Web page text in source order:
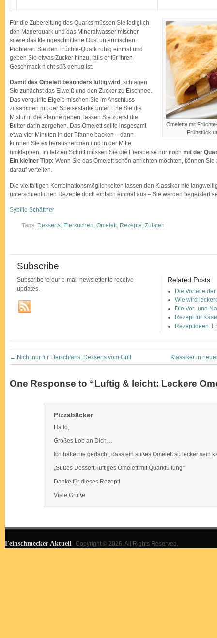
Omelette mit
Frühstück
Für die Zubereitung des Quarks müssen Sie lediglich
den Magerquark und das Mineralwasser mischen
sowie das kleingeschnittene Obst untermischen.
Probieren Sie den Früchte-Quark ruhig einmal und
geben Sie etwas Zucker hinzu, falls er für Ihren
Geschmack nicht süß genug ist.
Damit das Omelett besonders luftig wird , schlagen
Sie zunächst das Eiweiß und den Zucker zu Eischnee.
Das verquirlte Eigelb mischen Sie im Anschluss
zusammen mit der Speisestärke unter. Ehe Sie die
Mixtur in die Pfanne geben, lassen Sie zuerst die
Butter darin zergehen. Das Omelett sollte insgesamt
etwa vier Minuten in der Pfanne backen – dann
können Sie es herausnehmen und in der Mitte
umklappen. Im letzten Schritt müssen Sie die Eierspeise nur noch mit der
Ein kleiner Tipp: Wenn Sie das Omelett schön anrichten möchten, können
darauf verteilen.
Die vielfältigen Kombinationsmöglichkeiten lassen den Klassiker nie
unterschiedlichen Rezepte doch einfach einmal aus – Sie werden begeistert
Sybille Schäftner
Tags: Desserts, Eierkuchen, Omelett, Rezepte, Zutaten
Subscribe
Subscribe to our e-mail newsletter to receive
updates.
Related Posts:
Die Vorteile
Wie wird
Die Vor- und
Rezept für
Rezeptideen:
← Nicht nur für Fleischfans: Desserts vom Grill Klassiker in
One Response to “Luftig & leicht: Leckere
Pizzabäcker
Hallo,
Großes Lob an Dich…
Ich hätte nie gedacht, dass ein süßes Omelett so lecker sein
„Süßes Dessert: luftiges Omelett mit Quarkfüllung“
Danke für dieses Rezept!
Viele Grüße
Feinschmecker Aktuell Copyright © 2026. All Rights Reserved.